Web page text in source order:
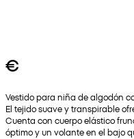
€
Vestido para niña de algodón
El tejido suave y transpirable
Cuenta con cuerpo elástico
óptimo y un volante en el bajo